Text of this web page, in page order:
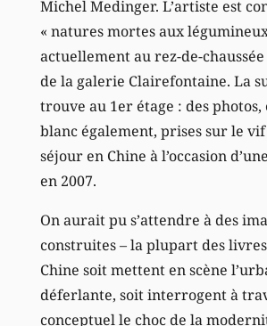
Michel Medinger. L’artiste est
« natures mortes aux
actuellement au rez-de-chaussée
de la galerie Clairefontaine. La
trouve au 1er étage : des
blanc également, prises sur le
séjour en Chine à l’occasion
en 2007.
On aurait pu s’attendre à des
construites – la plupart des
Chine soit mettent en scène
déferlante, soit interrogent à
conceptuel le choc de la